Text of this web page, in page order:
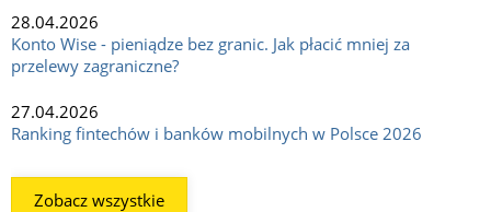
28.04.2026
Konto Wise - pieniądze bez granic. Jak płacić mniej za
przelewy zagraniczne?
27.04.2026
Ranking fintechów i banków mobilnych w Polsce 2026
Zobacz wszystkie